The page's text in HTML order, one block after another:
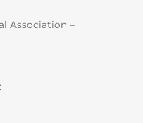
Association –